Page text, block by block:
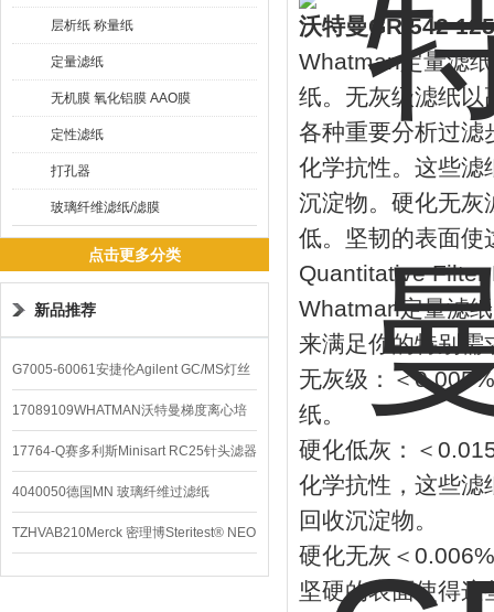
层析纸 称量纸
定量滤纸
无机膜 氧化铝膜 AAO膜
定性滤纸
打孔器
玻璃纤维滤纸/滤膜
点击更多分类
新品推荐
G7005-60061安捷伦Agilent GC/MS灯丝
配件
17089109WHATMAN沃特曼梯度离心培
养基
17764-Q赛多利斯Minisart RC25针头滤器
4040050德国MN 玻璃纤维过滤纸
TZHVAB210Merck 密理博Steritest® NEO
设备
沃特曼GR 542
Whatman定量滤
纸。无灰级滤纸以
各种重要分析过滤
化学抗性。这些滤
沉淀物。硬化无灰
低。坚韧的表面使
Quantitative Filter
Whatman定量滤
来满足你的特别需
无灰级：＜
纸。
硬化低灰：＜
化学抗性，这些滤
回收沉淀物。
硬化无灰＜
坚硬的表面使得